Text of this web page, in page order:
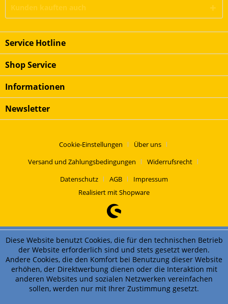
Kunden kauften auch
Service Hotline
Shop Service
Informationen
Newsletter
Cookie-Einstellungen
Über uns
Versand und Zahlungsbedingungen
Widerrufsrecht
Datenschutz
AGB
Impressum
Realisiert mit Shopware
Diese Website benutzt Cookies, die für den technischen Betrieb
der Website erforderlich sind und stets gesetzt werden.
Andere Cookies, die den Komfort bei Benutzung dieser Website
erhöhen, der Direktwerbung dienen oder die Interaktion mit
anderen Websites und sozialen Netzwerken vereinfachen
sollen, werden nur mit Ihrer Zustimmung gesetzt.